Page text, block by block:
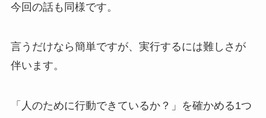
今回の話も同様です。
言うだけなら簡単ですが、実行するには難しさが
伴います。
「人のために行動できているか？」を確かめる1つ